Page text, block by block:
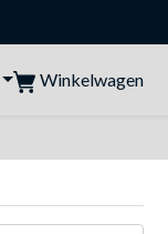
Winkelwagen